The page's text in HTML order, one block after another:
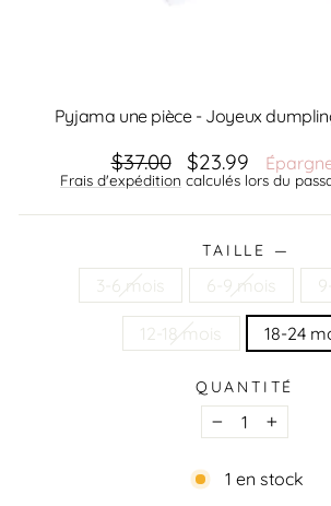
Pyjama une pièce - Joyeux
Prix
régulier
$37.00
Prix
réduit
$23.99
Frais d'expédition calculés lors du
TAILLE —
3-6 mois 6-9 mois
12-18 mois 18-24
QUANTITÉ
− +
1 en stock